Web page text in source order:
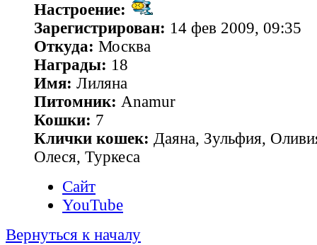
Настроение:
Зарегистрирован: 14 фев 2009, 09:35
Откуда: Москва
Награды: 18
Имя: Лиляна
Питомник: Anamur
Кошки: 7
Клички кошек: Даяна, Зульфия,
Олеся, Туркеса
Сайт
YouTube
Вернуться к началу